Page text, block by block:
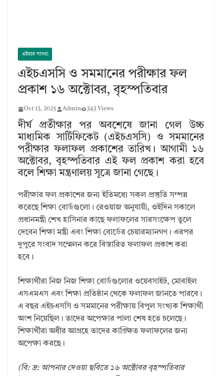
এইমাত্র পাওয়া
এইচএসসি ও সমমানের পরীক্ষার ফল
প্রকাশ ১৬ অক্টোবর, বৃহস্পতিবার
Oct 13, 2025 Admin 343 Views
দীর্ঘ প্রতীক্ষার পর অবশেষে জানা গেল উচ্চ
মাধ্যমিক সার্টিফিকেট (এইচএসসি) ও সমমানের
পরীক্ষার ফলাফল প্রকাশের তারিখ। আগামী ১৬
অক্টোবর, বৃহস্পতিবার এই ফল প্রকাশ করা হবে
বলে শিক্ষা মন্ত্রণালয় সূত্রে জানা গেছে।
পরীক্ষার ফল প্রকাশের জন্য ইতিমধ্যে সকল প্রস্তুতি সম্পন্ন
করেছে শিক্ষা বোর্ডগুলো। রেওয়াজ অনুযায়ী, ওইদিন সকালে
প্রধানমন্ত্রী শেখ হাসিনার কাছে ফলাফলের সারসংক্ষেপ তুলে
দেবেন শিক্ষা মন্ত্রী এবং শিক্ষা বোর্ডের চেয়ারম্যানগণ। এরপর
দুপুরে সংবাদ সম্মেলন করে বিস্তারিত ফলাফল প্রকাশ করা
হবে।
শিক্ষার্থীরা নিজ নিজ শিক্ষা বোর্ডগুলোর ওয়েবসাইট, মোবাইল
এসএমএস এবং শিক্ষা প্রতিষ্ঠান থেকে ফলাফল জানতে পারবে।
এ বছর এইচএসসি ও সমমানের পরীক্ষায় বিপুল সংখ্যক শিক্ষার্থী
অংশ নিয়েছিল। তাদের অপেক্ষার পালা শেষ হতে চলেছে।
শিক্ষার্থীরা অধীর আগ্রহে তাদের কাঙ্ক্ষিত ফলাফলের জন্য
অপেক্ষা করছে।
(বি: দ্র: আপনার দেওয়া ছবিতে ১৬ অক্টোবর বৃহস্পতিবার